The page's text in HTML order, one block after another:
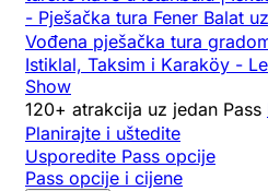
- Pješačka tura Fener Balat
Vođena pješačka tura
Istiklal, Taksim i Karaköy -
Show
120+ atrakcija uz jedan Pass
Planirajte i uštedite
Usporedite Pass opcije
Pass opcije i cijene